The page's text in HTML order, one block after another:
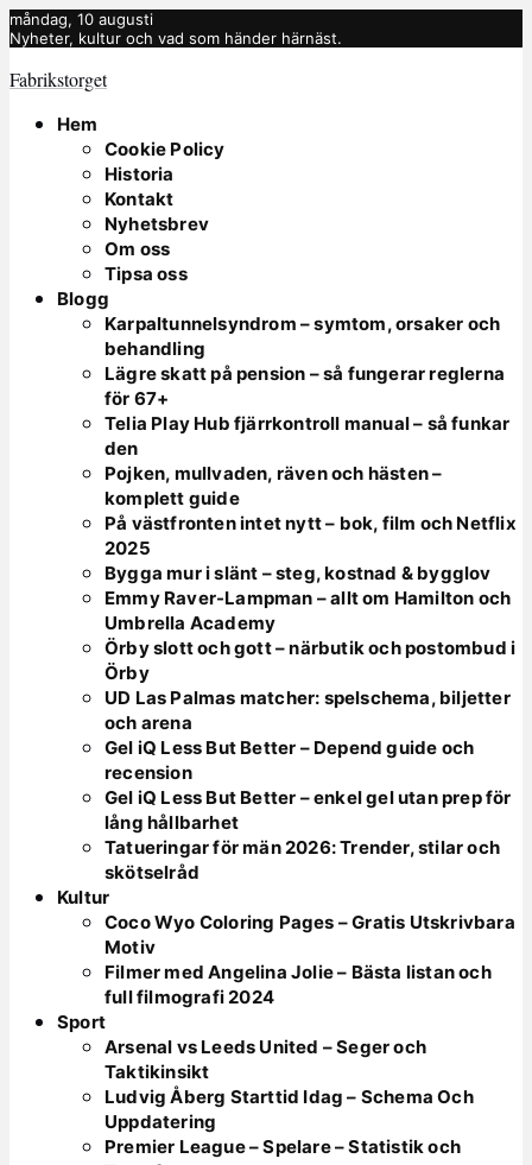
måndag, 10 augusti
Nyheter, kultur och vad som händer härnäst.
Fabrikstorget
Hem
Cookie Policy
Historia
Kontakt
Nyhetsbrev
Om oss
Tipsa oss
Blogg
Karpaltunnelsyndrom – symtom, orsaker och
behandling
Lägre skatt på pension – så fungerar reglerna
för 67+
Telia Play Hub fjärrkontroll manual – så funkar
den
Pojken, mullvaden, räven och hästen –
komplett guide
På västfronten intet nytt – bok, film och Netflix
2025
Bygga mur i slänt – steg, kostnad & bygglov
Emmy Raver-Lampman – allt om Hamilton och
Umbrella Academy
Örby slott och gott – närbutik och postombud i
Örby
UD Las Palmas matcher: spelschema, biljetter
och arena
Gel iQ Less But Better – Depend guide och
recension
Gel iQ Less But Better – enkel gel utan prep för
lång hållbarhet
Tatueringar för män 2026: Trender, stilar och
skötselråd
Kultur
Coco Wyo Coloring Pages – Gratis Utskrivbara
Motiv
Filmer med Angelina Jolie – Bästa listan och
full filmografi 2024
Sport
Arsenal vs Leeds United – Seger och
Taktikinsikt
Ludvig Åberg Starttid Idag – Schema Och
Uppdatering
Premier League – Spelare – Statistik och